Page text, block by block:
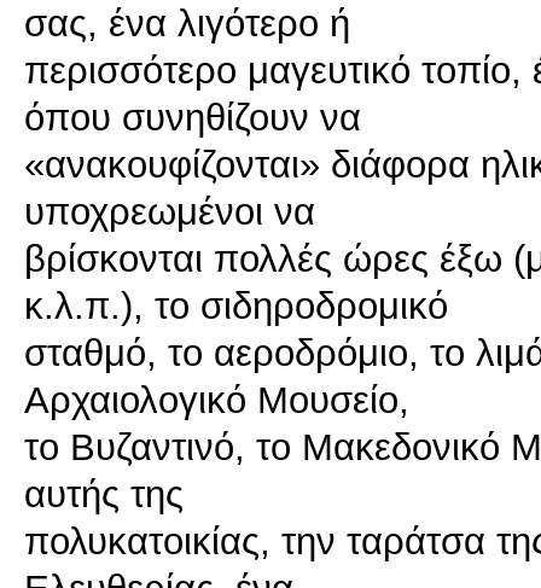
σας, ένα λιγότερο ή
περισσότερο μαγευτικό
όπου συνηθίζουν να
«ανακουφίζονται» διάφορα
υποχρεωμένοι να
βρίσκονται πολλές ώρες έξω
κ.λ.π.), το σιδηροδρομικό
σταθμό, το αεροδρόμιο, το
Αρχαιολογικό Μουσείο,
το Βυζαντινό, το Μακεδονικό
αυτής της
πολυκατοικίας, την ταράτσα